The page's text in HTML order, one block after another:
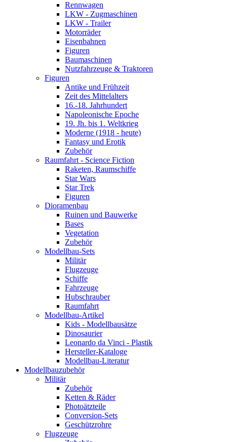
Rennwagen
LKW - Zugmaschinen
LKW - Trailer
Motorräder
Eisenbahnen
Figuren
Baumaschinen
Nutzfahrzeuge & Traktoren
Figuren
Antike und Frühzeit
Zeit des Mittelalters
16.-18. Jahrhundert
Napoleonische Epoche
19. Jh. bis 1. Weltkrieg
Moderne (1918 - heute)
Fantasy und Erotik
Zubehör
Raumfahrt - Science Fiction
Raketen, Raumschiffe
Star Wars
Star Trek
Figuren
Dioramenbau
Ruinen und Bauwerke
Bases
Vegetation
Zubehör
Modellbau-Sets
Militär
Flugzeuge
Schiffe
Fahrzeuge
Hubschrauber
Raumfahrt
Modellbau-Artikel
Kids - Modellbausätze
Dinosaurier
Leonardo da Vinci - Plastik
Hersteller-Kataloge
Modellbau-Literatur
Modellbauzubehör
Militär
Zubehör
Ketten & Räder
Photoätzteile
Conversion-Sets
Geschützrohre
Flugzeuge